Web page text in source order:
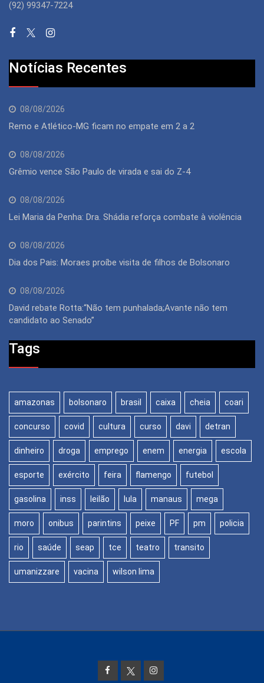
(92) 99347-7224
Notícias Recentes
08/08/2026
Remo e Atlético-MG ficam no empate em 2 a 2
08/08/2026
Grêmio vence São Paulo de virada e sai do Z-4
08/08/2026
Lei Maria da Penha: Dra. Shádia reforça combate à violência
08/08/2026
Dia dos Pais: Moraes proíbe visita de filhos de Bolsonaro
08/08/2026
David rebate Rotta:“Não tem punhalada;Avante não tem
candidato ao Senado”
Tags
amazonas bolsonaro brasil caixa cheia coari
concurso covid cultura curso davi detran
dinheiro droga emprego enem energia escola
esporte exército feira flamengo futebol
gasolina inss leilão lula manaus mega
moro onibus parintins peixe PF pm policia
rio saúde seap tce teatro transito
umanizzare vacina wilson lima